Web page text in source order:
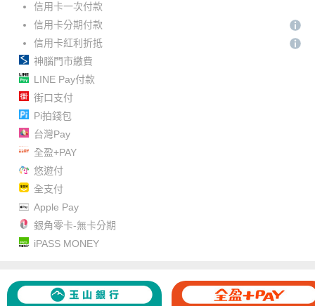
信用卡一次付款
信用卡分期付款
信用卡紅利折抵
神腦門市繳費
LINE Pay付款
街口支付
Pi拍錢包
台灣Pay
全盈+PAY
悠遊付
全支付
Apple Pay
銀角零卡-無卡分期
iPASS MONEY